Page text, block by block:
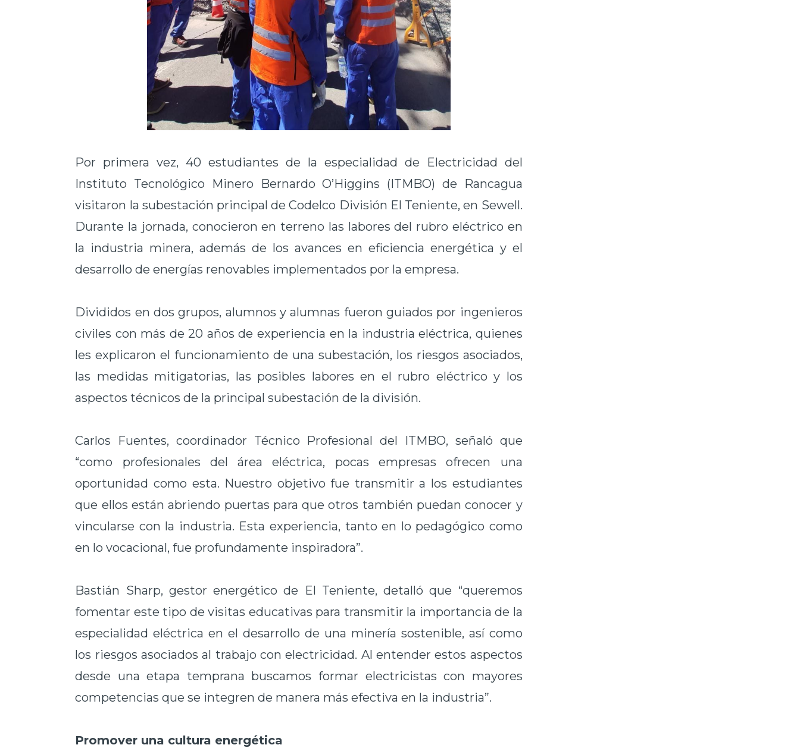
Por primera vez, 40 estudiantes de la especialidad de Electricidad del
Instituto Tecnológico Minero Bernardo O’Higgins (ITMBO) de Rancagua
visitaron la subestación principal de Codelco División El Teniente, en Sewell.
Durante la jornada, conocieron en terreno las labores del rubro eléctrico en
la industria minera, además de los avances en eficiencia energética y el
desarrollo de energías renovables implementados por la empresa.
Divididos en dos grupos, alumnos y alumnas fueron guiados por ingenieros
civiles con más de 20 años de experiencia en la industria eléctrica, quienes
les explicaron el funcionamiento de una subestación, los riesgos asociados,
las medidas mitigatorias, las posibles labores en el rubro eléctrico y los
aspectos técnicos de la principal subestación de la división.
Carlos Fuentes, coordinador Técnico Profesional del ITMBO, señaló que
“como profesionales del área eléctrica, pocas empresas ofrecen una
oportunidad como esta. Nuestro objetivo fue transmitir a los estudiantes
que ellos están abriendo puertas para que otros también puedan conocer y
vincularse con la industria. Esta experiencia, tanto en lo pedagógico como
en lo vocacional, fue profundamente inspiradora”.
Bastián Sharp, gestor energético de El Teniente, detalló que “queremos
fomentar este tipo de visitas educativas para transmitir la importancia de la
especialidad eléctrica en el desarrollo de una minería sostenible, así como
los riesgos asociados al trabajo con electricidad. Al entender estos aspectos
desde una etapa temprana buscamos formar electricistas con mayores
competencias que se integren de manera más efectiva en la industria”.
Promover una cultura energética